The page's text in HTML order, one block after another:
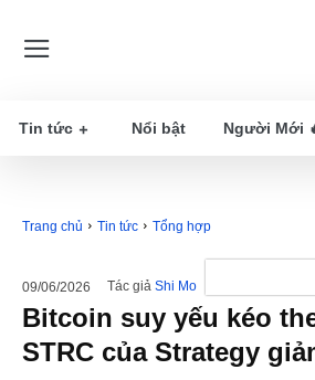
Tin tức Nổi bật Người Mới
Trang chủ Tin tức Tổng hợp
09/06/2026 Tác giả Shi Mo
Bitcoin suy yếu kéo
STRC của Strategy